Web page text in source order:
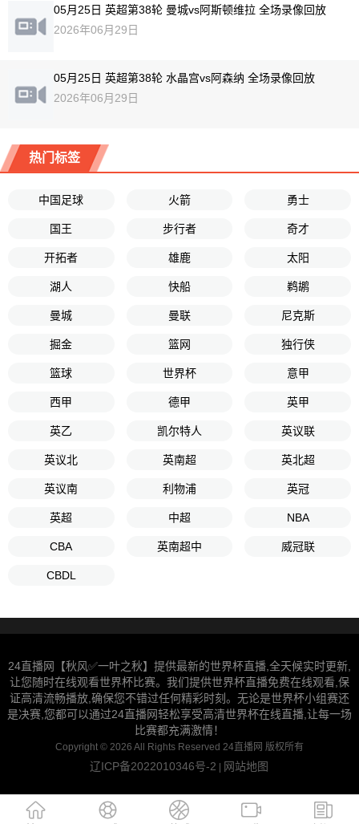
05月25日 英超第38轮 曼城vs阿斯顿维拉 全场录像回放
2026年06月29日
05月25日 英超第38轮 水晶宫vs阿森纳 全场录像回放
2026年06月29日
热门标签
中国足球 火箭 勇士
国王 步行者 奇才
开拓者 雄鹿 太阳
湖人 快船 鹈鹕
曼城 曼联 尼克斯
掘金 篮网 独行侠
篮球 世界杯 意甲
西甲 德甲 英甲
英乙 凯尔特人 英议联
英议北 英南超 英北超
英议南 利物浦 英冠
英超 中超 NBA
CBA 英南超中 威冠联
CBDL
24直播网【秋风✅一叶之秋】提供最新的世界杯直播,全天候实时更新,
让您随时在线观看世界杯比赛。我们提供世界杯直播免费在线观看,保
证高清流畅播放,确保您不错过任何精彩时刻。无论是世界杯小组赛还
是决赛,您都可以通过24直播网轻松享受高清世界杯在线直播,让每一场
比赛都充满激情！
Copyright © 2026 All Rights Reserved 24直播网 版权所有
辽ICP备2022010346号-2 | 网站地图